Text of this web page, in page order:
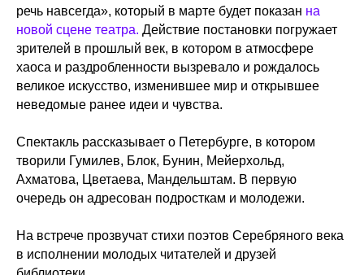
речь навсегда», который в марте будет показан на
новой сцене театра. Действие постановки погружает
зрителей в прошлый век, в котором в атмосфере
хаоса и раздробленности вызревало и рождалось
великое искусство, изменившее мир и открывшее
неведомые ранее идеи и чувства.
Спектакль рассказывает о Петербурге, в котором
творили Гумилев, Блок, Бунин, Мейерхольд,
Ахматова, Цветаева, Мандельштам. В первую
очередь он адресован подросткам и молодежи.
На встрече прозвучат стихи поэтов Серебряного века
в исполнении молодых читателей и друзей